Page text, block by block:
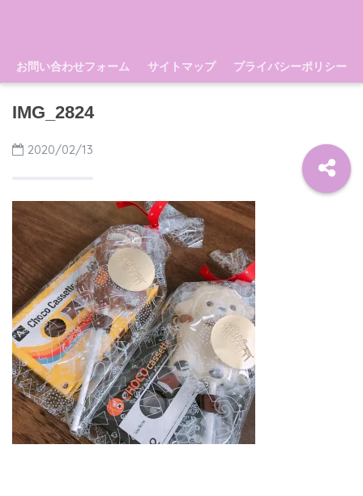
お問い合わせフォーム サイトマップ プライバシーポリシー
IMG_2824
2020/02/13